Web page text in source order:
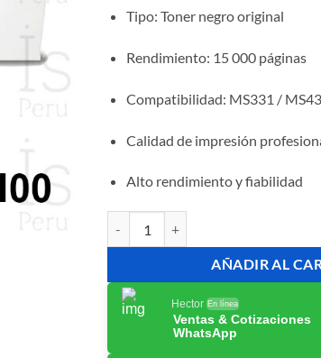
Tipo: Toner negro original
Rendimiento: 15 000 páginas
Compatibilidad: MS331 /
Calidad de impresión
Alto rendimiento y fiabilidad
AÑADIR AL
Hector En línea
Ventas & Cotizaciones
WhatsApp